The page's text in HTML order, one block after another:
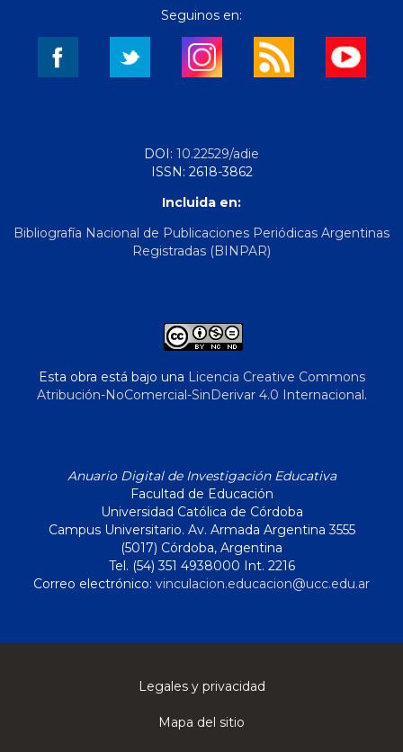
Seguinos en:
DOI: 10.22529/adie
ISSN: 2618-3862
Incluida en:
Bibliografía Nacional de Publicaciones Periódicas Argentinas
Registradas (BINPAR)
Esta obra está bajo una Licencia Creative Commons
Atribución-NoComercial-SinDerivar 4.0 Internacional.
Anuario Digital de Investigación Educativa
Facultad de Educación
Universidad Católica de Córdoba
Campus Universitario. Av. Armada Argentina 3555
(5017) Córdoba, Argentina
Tel. (54) 351 4938000 Int. 2216
Correo electrónico: vinculacion.educacion@ucc.edu.ar
Legales y privacidad
Mapa del sitio